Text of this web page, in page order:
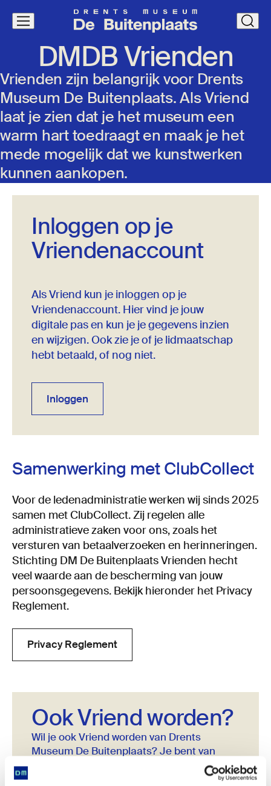
Navigatie
DMDBVrien­den
Vrienden zijn belangrijk voor Drents
Museum De Buitenplaats. Als Vriend
laat je zien dat je het museum een
warm hart toedraagt en maak je het
mede mogelijk dat we kunstwerken
kunnen aankopen.
Inloggen op je
Vriendenaccount
Als Vriend kun je inloggen op je
Vriendenaccount. Hier vind je jouw
digitale pas en kun je je gegevens inzien
en wijzigen. Ook zie je of je lidmaatschap
hebt betaald, of nog niet.
Inloggen
Inloggen
Samenwerking met ClubCollect
Voor de ledenadministratie werken wij sinds 2025
samen met ClubCollect. Zij regelen alle
administratieve zaken voor ons, zoals het
versturen van betaalverzoeken en herinneringen.
Stichting DM De Buitenplaats Vrienden hecht
veel waarde aan de bescherming van jouw
persoonsgegevens. Bekijk hieronder het Privacy
Reglement.
Privacy Reglement
Privacy Reglement
Ook Vriend worden?
Wil je ook Vriend worden van Drents
Museum De Buitenplaats? Je bent van
harte welkom! Voor €45 per jaar geniet je
van de vele oordelen, zoals gratis toegang,